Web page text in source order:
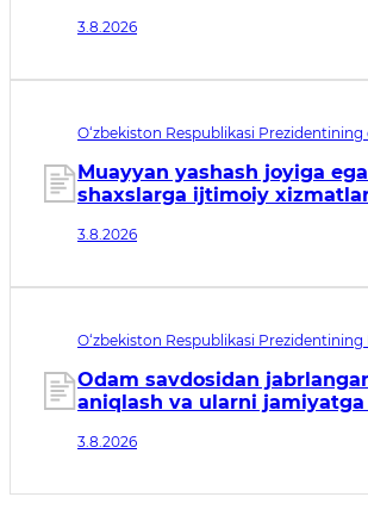
3.8.2026
O‘zbekiston Respublikasi
04.08.2026
Muayyan yashash joyiga
shaxslarga ijtimoiy
3.8.2026
O‘zbekiston Respublikasi
04.08.2026
Odam savdosidan
aniqlash va ularni jamiyatga
takomillashtirishga
3.8.2026